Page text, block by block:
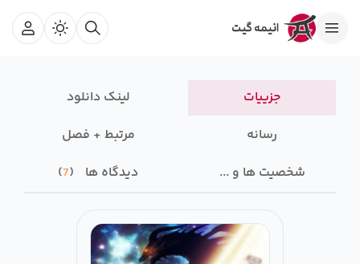
جزییات
لینک دانلود
رسانه‌
مرتبط + فصل
شخصیت ها و ...
دیدگاه ها 7